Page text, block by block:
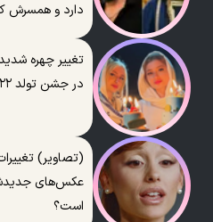
دارد و همسرش
تغییر چهره
در جشن تولد ۲۲ سالگی + تصاویر
(تصاویر)
عکس‌های جدیدش؛
است؟